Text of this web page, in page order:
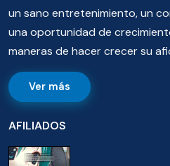
un sano entretenimiento, un
una oportunidad de
maneras de hacer crecer su
Ver más
AFILIADOS